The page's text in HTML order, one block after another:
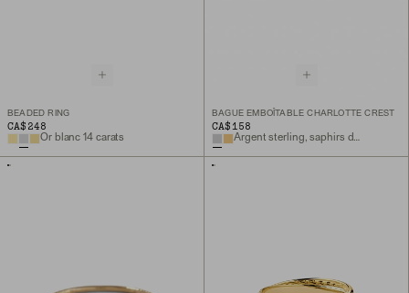
BEADED RING
CA$248
Or blanc 14 carats
BAGUE EMBOÎTABLE CHARLOTTE CREST
CA$158